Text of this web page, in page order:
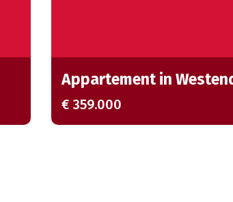
Appartement in
€ 359.000